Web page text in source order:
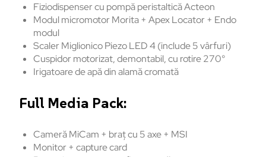
Fiziodispenser cu pompă peristaltică Acteon
Modul micromotor Morita + Apex Locator + Endo
modul
Scaler Miglionico Piezo LED 4 (include 5 vârfuri)
Cuspidor motorizat, demontabil, cu rotire 270°
Irigatoare de apă din alamă cromată
Full Media Pack:
Cameră MiCam + braț cu 5 axe + MSI
Monitor + capture card